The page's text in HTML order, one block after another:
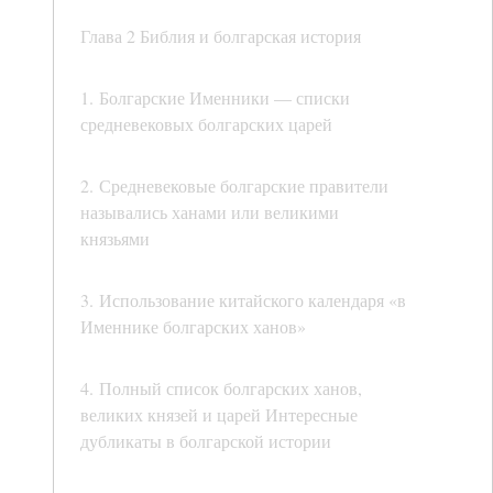
Глава 2 Библия и болгарская история
1. Болгарские Именники — списки
средневековых болгарских царей
2. Средневековые болгарские правители
назывались ханами или великими
князьями
3. Использование китайского календаря «в
Именнике болгарских ханов»
4. Полный список болгарских ханов,
великих князей и царей Интересные
дубликаты в болгарской истории